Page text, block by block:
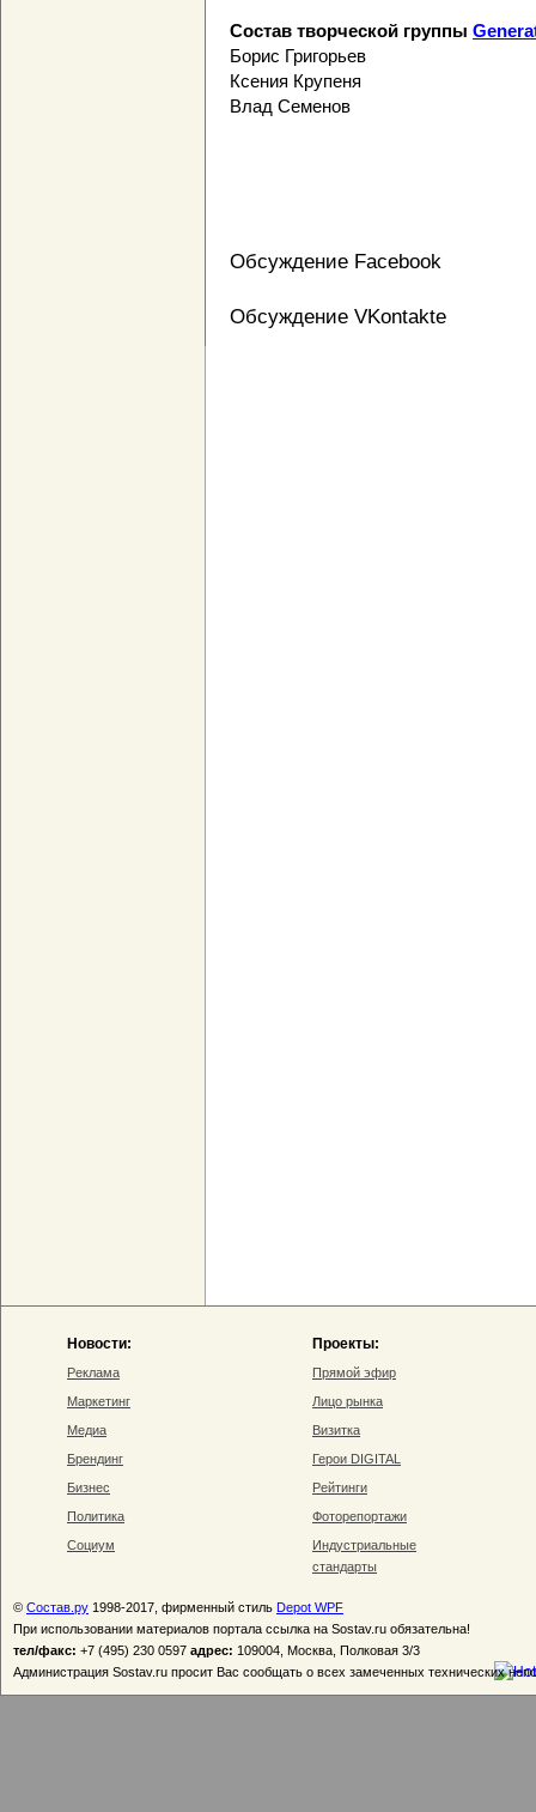
Состав творческой группы
Борис Григорьев
Ксения Крупеня
Влад Семенов
Обсуждение Facebook
Обсуждение VKontakte
Новости:
Реклама
Маркетинг
Медиа
Брендинг
Бизнес
Политика
Социум
Проекты:
Прямой эфир
Лицо рынка
Визитка
Герои DIGITAL
Рейтинги
Фоторепортажи
Индустриальные
стандарты
© Состав.ру 1998-2017, фирменный стиль Depot WPF
При использовании материалов портала ссылка на Sostav.ru обязательна!
тел/факс: +7 (495) 230 0597 адрес: 109004, Москва, Полковая 3/3
Администрация Sostav.ru просит Вас сообщать о всех замеченных технических